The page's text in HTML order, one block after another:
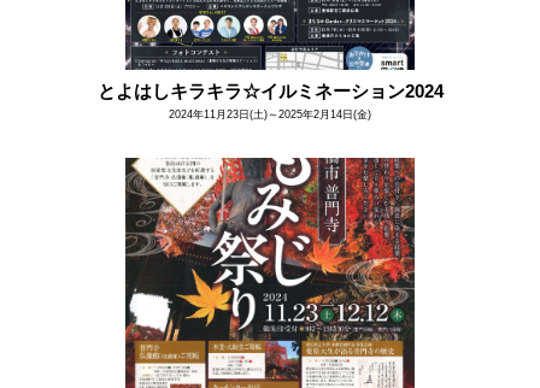
とよはしキラキラ☆イルミネーション2024
2024年11月23日(土)～2025年2月14日(金)